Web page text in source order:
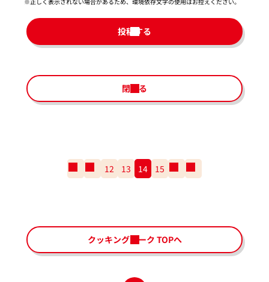
投稿する
閉じる
番
ペ
ジ
の
12 13 14 15
の
番
ペ
ジ
クッキングパーク TOPへ